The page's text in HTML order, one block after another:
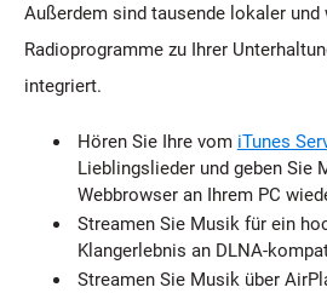
Außerdem sind tausende lokaler
Radioprogramme zu Ihrer
integriert.
Hören Sie Ihre vom iTunes
Lieblingslieder und geben Sie
Webbrowser an Ihrem PC
Streamen Sie Musik für ein
Klangerlebnis an DLNA-
Streamen Sie Musik über